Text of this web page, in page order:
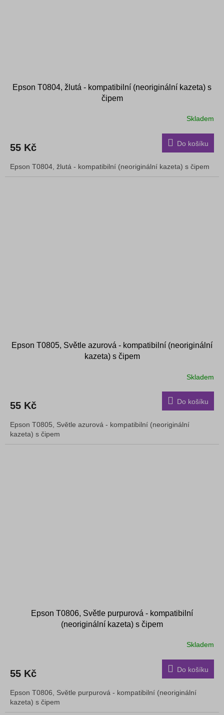
Epson T0804, žlutá - kompatibilní (neoriginální kazeta) s
čipem
Skladem
55 Kč Do košíku
Epson T0804, žlutá - kompatibilní (neoriginální kazeta) s čipem
Epson T0805, Světle azurová - kompatibilní (neoriginální
kazeta) s čipem
Skladem
55 Kč Do košíku
Epson T0805, Světle azurová - kompatibilní (neoriginální
kazeta) s čipem
Epson T0806, Světle purpurová - kompatibilní
(neoriginální kazeta) s čipem
Skladem
55 Kč Do košíku
Epson T0806, Světle purpurová - kompatibilní (neoriginální
kazeta) s čipem